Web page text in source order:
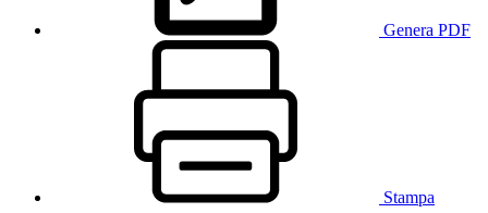
Genera PDF
Stampa